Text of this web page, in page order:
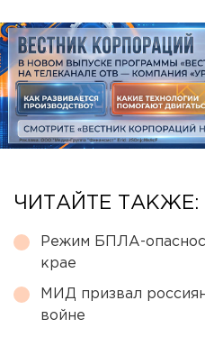
ЧИТАЙТЕ ТАКЖЕ:
Режим БПЛА-
крае
МИД призвал
войне